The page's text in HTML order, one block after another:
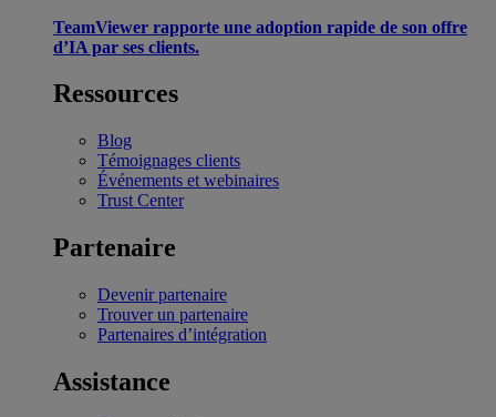
TeamViewer rapporte une adoption rapide de son offre
d’IA par ses clients.
Ressources
Blog
Témoignages clients
Événements et webinaires
Trust Center
Partenaire
Devenir partenaire
Trouver un partenaire
Partenaires d’intégration
Assistance